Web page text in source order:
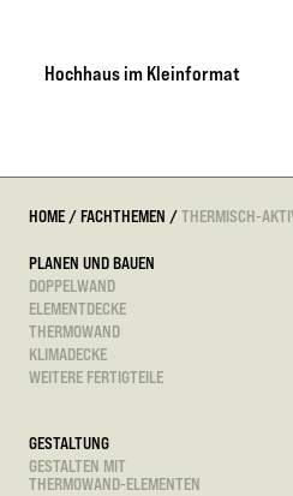
Hochhaus im Kleinformat
HOME /FACHTHEMEN /THERMISCH-
PLANEN UND BAUEN
DOPPELWAND
ELEMENTDECKE
THERMOWAND
KLIMADECKE
WEITERE FERTIGTEILE
GESTALTUNG
GESTALTEN MIT
THERMOWAND-ELEMENTEN